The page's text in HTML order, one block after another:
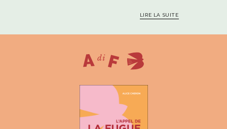
LIRE LA SUITE